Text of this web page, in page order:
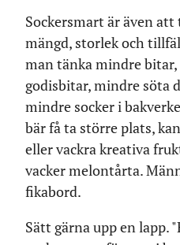
Sockersmart är även
mängd, storlek och
man tänka mindre bitar,
godisbitar, mindre söta
mindre socker i
bär få ta större plats,
eller vackra kreativa
vacker melontårta.
fikabord.
Sätt gärna upp en lapp.